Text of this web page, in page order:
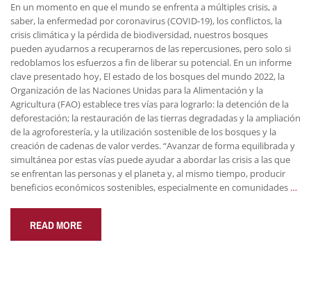
En un momento en que el mundo se enfrenta a múltiples crisis, a
saber, la enfermedad por coronavirus (COVID‑19), los conflictos, la
crisis climática y la pérdida de biodiversidad, nuestros bosques
pueden ayudarnos a recuperarnos de las repercusiones, pero solo si
redoblamos los esfuerzos a fin de liberar su potencial. En un informe
clave presentado hoy, El estado de los bosques del mundo 2022, la
Organización de las Naciones Unidas para la Alimentación y la
Agricultura (FAO) establece tres vías para lograrlo: la detención de la
deforestación; la restauración de las tierras degradadas y la ampliación
de la agroforestería, y la utilización sostenible de los bosques y la
creación de cadenas de valor verdes. “Avanzar de forma equilibrada y
simultánea por estas vías puede ayudar a abordar las crisis a las que
se enfrentan las personas y el planeta y, al mismo tiempo, producir
beneficios económicos sostenibles, especialmente en comunidades …
READ MORE